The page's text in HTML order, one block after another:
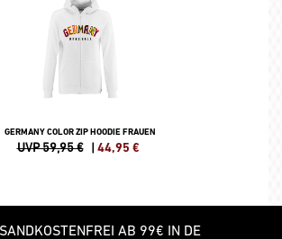
GERMANY COLOR ZIP HOODIE FRAUEN
UVP 59,95 € | 44,95 €
AB 99€ IN DE